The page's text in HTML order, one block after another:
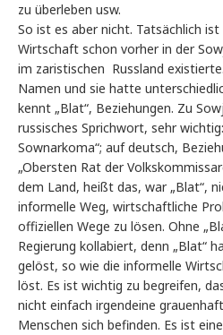
zu überleben usw.
So ist es aber nicht. Tatsächlich
Wirtschaft schon vorher in der
im zaristischen Russland
Namen und sie hatte
kennt „Blat“, Beziehungen. Zu
russisches Sprichwort, sehr
Sownarkoma“; auf deutsch,
„Obersten Rat der
dem Land, heißt das, war „Blat“,
informelle Weg, wirtschaftliche
offiziellen Wege zu lösen. Ohne
Regierung kollabiert, denn „Blat“
gelöst, so wie die informelle
löst. Es ist wichtig zu begreifen,
nicht einfach irgendeine
Menschen sich befinden. Es ist